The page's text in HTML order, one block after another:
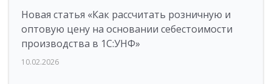
Новая статья «Как рассчитать розничную и
оптовую цену на основании себестоимости
производства в 1С:УНФ»
10.02.2026